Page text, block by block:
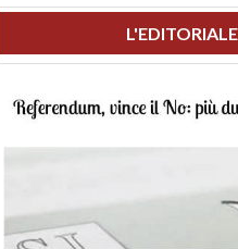
L'EDITORIALE